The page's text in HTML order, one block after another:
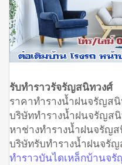
รับทำราวรัจรัญสนิทวงศ์
ราคาทำรางน้ำฝนจรัญส
บริษัททำรางน้ำฝนจรัญส
หาช่างทำรางน้ำฝนจรัญ
บริษัทรับทำรางน้ำฝนจรั
ทำราวบันไดเหล็กบ้านจ